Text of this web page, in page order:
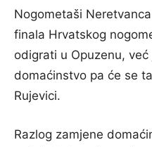
Nogometaši
finala Hrvatskog
odigrati u Opuzenu,
domaćinstvo pa će se
Rujevici.
Razlog zamjene